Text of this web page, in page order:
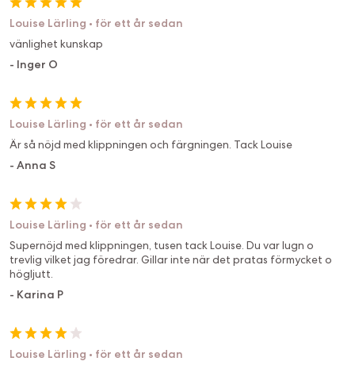
Louise Lärling • för ett år sedan
vänlighet kunskap
- Inger O
Louise Lärling • för ett år sedan
Är så nöjd med klippningen och färgningen. Tack Louise
- Anna S
Louise Lärling • för ett år sedan
Supernöjd med klippningen, tusen tack Louise. Du var lugn o
trevlig vilket jag föredrar. Gillar inte när det pratas förmycket o
högljutt.
- Karina P
Louise Lärling • för ett år sedan